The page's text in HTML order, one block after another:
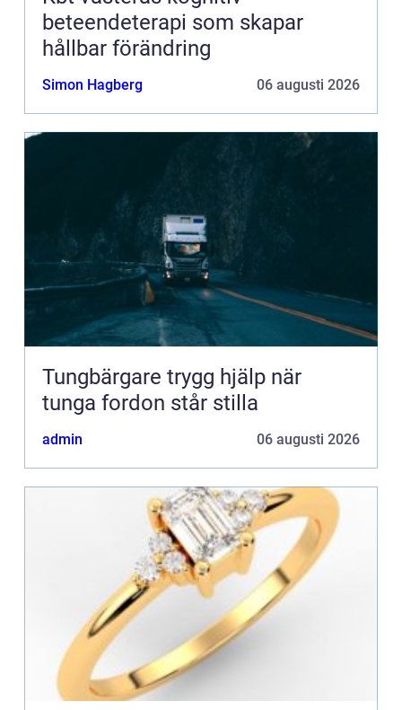
beteendeterapi som skapar
hållbar förändring
Simon Hagberg 06 augusti 2026
Tungbärgare trygg hjälp när
tunga fordon står stilla
admin 06 augusti 2026